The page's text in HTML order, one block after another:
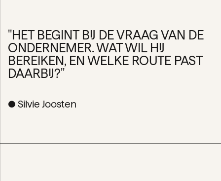
''HET BEGINT BIJ DE VRAAG VAN DE
ONDERNEMER. WAT WIL HIJ
BEREIKEN, EN WELKE ROUTE PAST
DAARBIJ?''
● Silvie Joosten